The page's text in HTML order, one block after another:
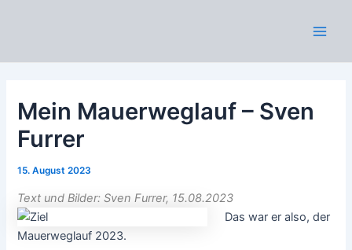
Mein Mauerweglauf – Sven
Furrer
15. August 2023
Text und Bilder: Sven Furrer, 15.08.2023
Das war er also, der
Mauerweglauf 2023.